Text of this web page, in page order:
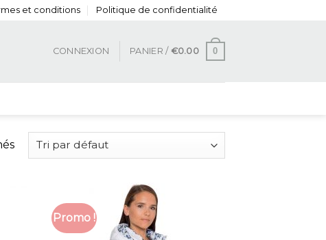
et conditions Politique de confidentialité
CONNEXION PANIER / €0.00 0
Promo !